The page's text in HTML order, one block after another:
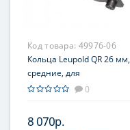
Код товара: 49976-06
Кольца Leupold QR 26 мм,
средние, для
быстросъемного
0
8 070р.